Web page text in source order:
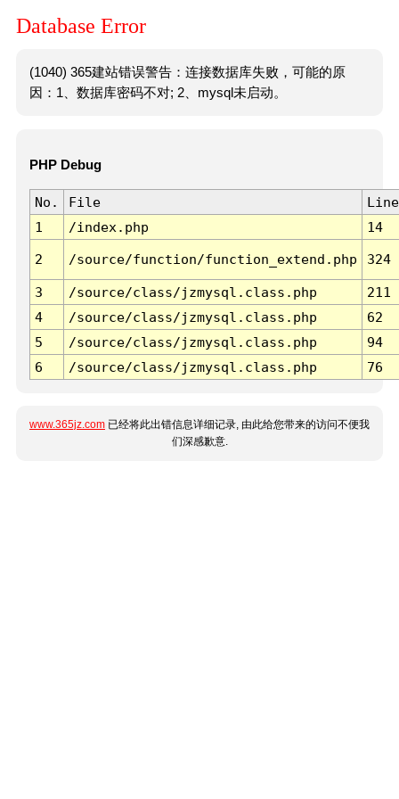
Database Error
(1040) 365建站错误警告：连接数据库失败，可能的原
因：1、数据库密码不对; 2、mysql未启动。
PHP Debug
No. File
Line
1
/index.php 14
2 /source/function/function_extend.php 324
3 /source/class/jzmysql.class.php
211
4
/source/class/jzmysql.class.php
62
5
/source/class/jzmysql.class.php
94
6
/source/class/jzmysql.class.php 76
www.365jz.com 已经将此出错信息详细记录, 由此给您带来的访问不便我
们深感歉意.